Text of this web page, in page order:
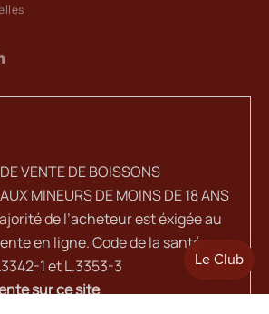
VENTE DE BOISSONS
MINEURS DE MOINS DE 18 ANS
de l’acheteur est éxigée au
en ligne. Code de la santé
1 et L.3353-3
sur ce site